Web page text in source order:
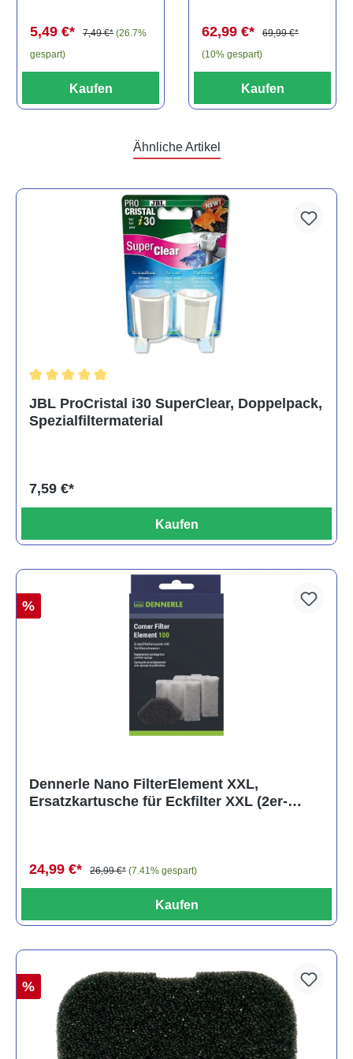
5,49 €* 7,49 €* (26.7%
gespart)
Kaufen
62,99 €*
69,99 €*
(10% gespart)
Kaufen
Ähnliche Artikel
JBL ProCristal i30 SuperClear, Doppelpack,
Spezialfiltermaterial
7,59 €*
Kaufen
%
Dennerle Nano FilterElement XXL,
Ersatzkartusche für Eckfilter XXL (2er-
24,99 €* 26,99 €* (7.41% gespart)
Kaufen
%